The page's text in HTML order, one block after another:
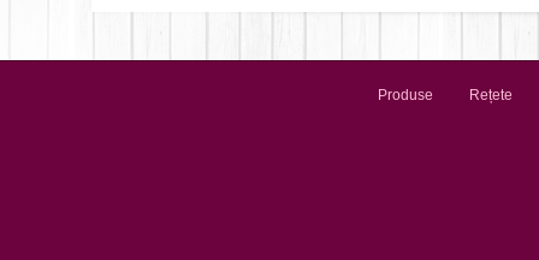
Produse Rețete